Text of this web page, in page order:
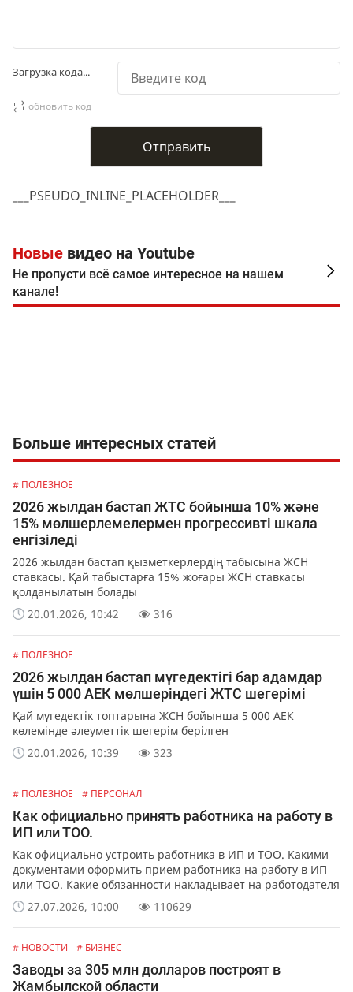
___PSEUDO_INLINE_PLACEHOLDER___
Загрузка кода...
обновить код
Новые видео на Youtube
Не пропусти всё самое интересное на нашем
канале!
Больше интересных статей
# ПОЛЕЗНОЕ
2026 жылдан бастап ЖТС бойынша 10% және
15% мөлшерлемелермен прогрессивті шкала
енгізіледі
2026 жылдан бастап қызметкерлердің табысына ЖСН
ставкасы. Қай табыстарға 15% жоғары ЖСН ставкасы
қолданылатын болады
20.01.2026, 10:42
316
# ПОЛЕЗНОЕ
2026 жылдан бастап мүгедектігі бар адамдар
үшін 5 000 АЕК мөлшеріндегі ЖТС шегерімі
Қай мүгедектік топтарына ЖСН бойынша 5 000 АЕК
көлемінде әлеуметтік шегерім берілген
20.01.2026, 10:39
323
# ПОЛЕЗНОЕ # ПЕРСОНАЛ
Как официально принять работника на работу в
ИП или ТОО.
Как официально устроить работника в ИП и ТОО. Какими
документами оформить прием работника на работу в ИП
или ТОО. Какие обязанности накладывает на работодателя
официальное оформление работников.
27.07.2026, 10:00 110629
# НОВОСТИ # БИЗНЕС
Заводы за 305 млн долларов построят в
Жамбылской области